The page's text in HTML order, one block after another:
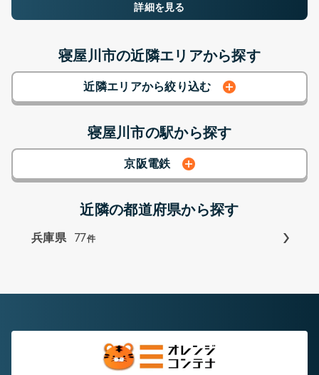
詳細を見る
寝屋川市の近隣エリアから探す
近隣エリアから絞り込む
寝屋川市の駅から探す
京阪電鉄
近隣の都道府県から探す
兵庫県 77件